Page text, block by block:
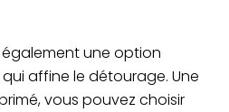
également une option
affine le détourage. Une
vous pouvez choisir